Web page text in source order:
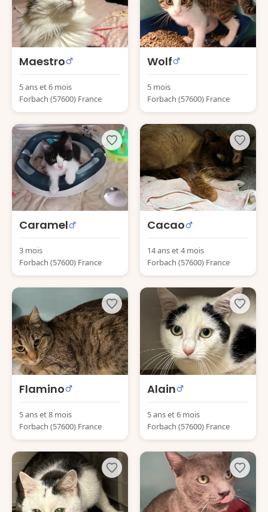
Maestro
5 ans et 6 mois
Forbach (57600) France
Wolf
5 mois
Forbach (57600) France
Caramel
3 mois
Forbach (57600) France
Cacao
14 ans et 4 mois
Forbach (57600) France
Flamino
5 ans et 8 mois
Forbach (57600) France
Alain
5 ans et 6 mois
Forbach (57600) France